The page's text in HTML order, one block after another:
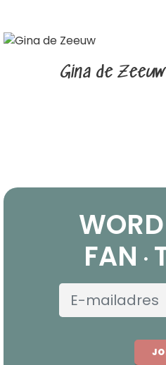
Gina de Zeeuw
FAN